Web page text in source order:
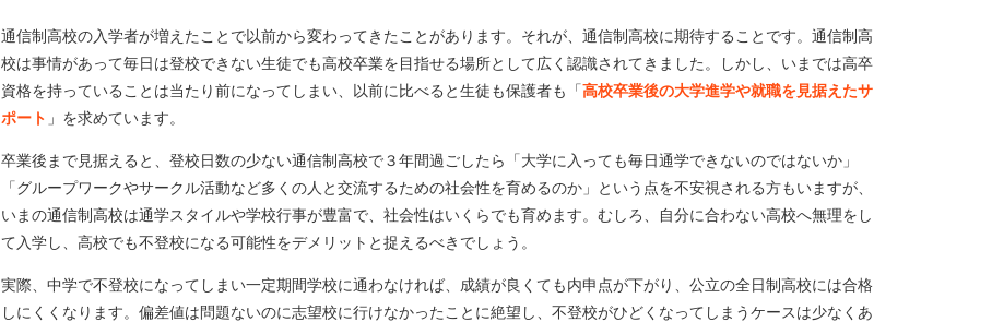
通信制高校の入学者が増えたことで以前から変わってきたことがあります。それが、通信制高校に期待することです。通信制高
校は事情があって毎日は登校できない生徒でも高校卒業を目指せる場所として広く認識されてきました。しかし、いまでは高卒
資格を持っていることは当たり前になってしまい、以前に比べると生徒も保護者も「高校卒業後の大学進学や就職を見据えたサ
ポート 」を求めています。
卒業後まで見据えると、登校日数の少ない通信制高校で３年間過ごしたら「大学に入っても毎日通学できないのではないか」
「グループワークやサークル活動など多くの人と交流するための社会性を育めるのか」という点を不安視される方もいますが、
いまの通信制高校は通学スタイルや学校行事が豊富で、社会性はいくらでも育めます。むしろ、自分に合わない高校へ無理をし
て入学し、高校でも不登校になる可能性をデメリットと捉えるべきでしょう。
実際、中学で不登校になってしまい一定期間学校に通わなければ、成績が良くても内申点が下がり、公立の全日制高校には合格
しにくくなります。偏差値は問題ないのに志望校に行けなかったことに絶望し、不登校がひどくなってしまうケースは少なくあ